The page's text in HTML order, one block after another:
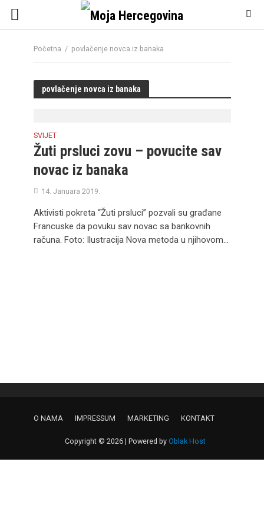
Početna / povlačenje novca iz banaka
povlačenje novca iz banaka
SVIJET
Žuti prsluci zovu – povucite sav
novac iz banaka
14. Januara 2019.
Aktivisti pokreta “Žuti prsluci” pozvali su građane
Francuske da povuku sav novac sa bankovnih
računa. Foto: Ilustracija Nova metoda u njihovom...
O NAMA IMPRESSUM MARKETING KONTAKT
Copyright © 2026 | Powered by Oblak Host